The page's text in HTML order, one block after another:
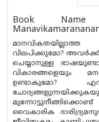
Book
വിലപിക്കുമോ?
ചെയ്യാനുള്ള
വികാരങ്ങളെയും
ഉണ്ടാകുമോ?
വൈകാരിക